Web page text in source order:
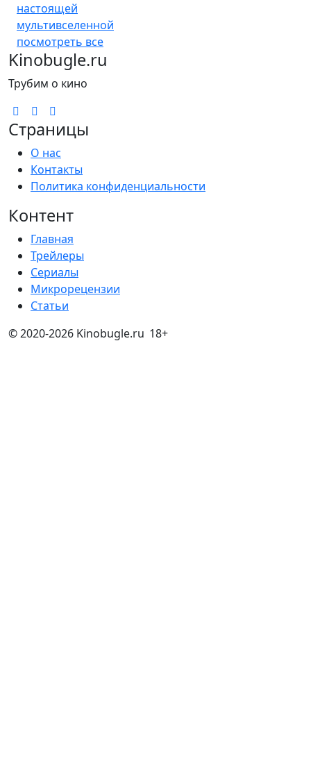
настоящей
мультивселенной
посмотреть все
Kinobugle.ru
Трубим о кино
Страницы
О нас
Контакты
Политика конфиденциальности
Контент
Главная
Трейлеры
Сериалы
Микрорецензии
Статьи
© 2020-2026 Kinobugle.ru 18+